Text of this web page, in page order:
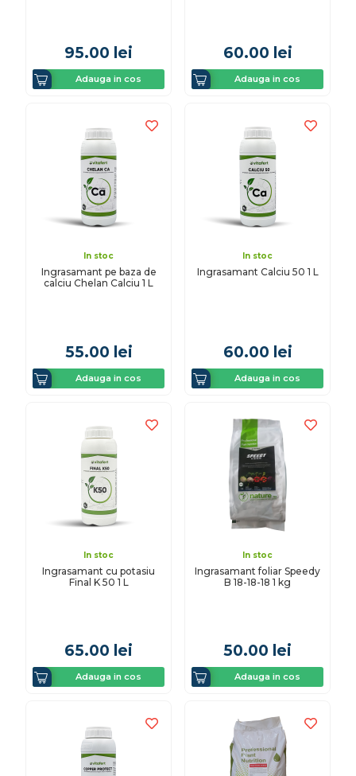
95.00 lei
Adauga in cos
60.00 lei
Adauga in cos
In stoc
Ingrasamant pe baza de
calciu Chelan Calciu 1 L
55.00 lei
Adauga in cos
In stoc
Ingrasamant Calciu 50 1 L
60.00 lei
Adauga in cos
In stoc
Ingrasamant cu potasiu
Final K 50 1 L
65.00 lei
Adauga in cos
In stoc
Ingrasamant foliar Speedy
B 18-18-18 1 kg
50.00 lei
Adauga in cos